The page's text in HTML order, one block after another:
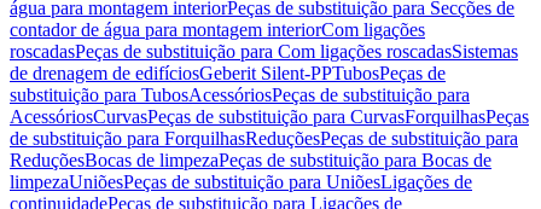
água para montagem interiorPeças de substituição para Secções de
contador de água para montagem interiorCom ligações
roscadasPeças de substituição para Com ligações roscadasSistemas
de drenagem de edifíciosGeberit Silent-PPTubosPeças de
substituição para TubosAcessóriosPeças de substituição para
AcessóriosCurvasPeças de substituição para CurvasForquilhasPeças
de substituição para ForquilhasReduçõesPeças de substituição para
ReduçõesBocas de limpezaPeças de substituição para Bocas de
limpezaUniõesPeças de substituição para UniõesLigações de
continuidadePeças de substituição para Ligações de